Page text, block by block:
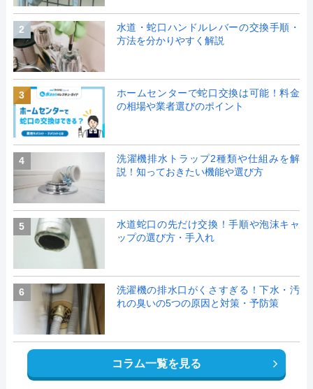
2
水道・蛇口ハンドルレバーの交換手順・
方法を分かりやすく解説
3
ホームセンターで蛇口交換は可能！料金
の相場や業者選びのポイント
4
洗濯機排水トラップ2種類や仕組みを解
説！知っておきたい機能や選び方
5
水道蛇口の先だけ交換！手順や泡沫キャ
ップの選び方・手入れ
6
洗濯機の排水口がくさすぎる！下水・汚
れの臭いの5つの原因と対策・予防策
コラム一覧を見る